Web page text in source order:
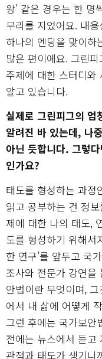
왕’ 같은 경우는 한 명
무리를 지었어요. 내
하나의 엔딩을 맞이하
많은 편이에요. 그린
주제에 대한 스터디와
알고 있습니다.
실제로 그린피그의 엄
알려진 바 있는데, 나
아닌 듯합니다. 그렇
인가요?
태도를 형성하는 과정
읽고 공부하는 건 정
제에 대한 나의 태도,
도를 형성하기 위해서
한 연구’를 앞두고 국
조사와 전문가 강연을
안법이란 무엇이며,
에서 내 삶에 어떻게
그런 후에는 국가보안
전에는 뉴스에서 듣고
관점과 태도가 생기니